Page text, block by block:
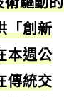
「創新
本週公
傳統交